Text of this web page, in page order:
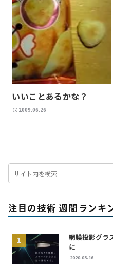
いいことあるかな？
2009.06.26
注目の技術 週間ランキ
網膜投影グラ
に
2020.03.16